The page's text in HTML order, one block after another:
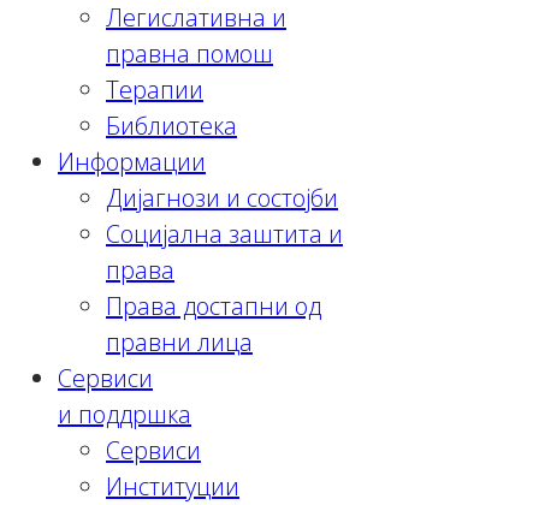
Легислативна и
правна помош
Терапии
Библиотека
Информации
Дијагнози и состојби
Социјална заштита и
права
Права достапни од
правни лица
Сервиси
и поддршка
Сервиси
Институции